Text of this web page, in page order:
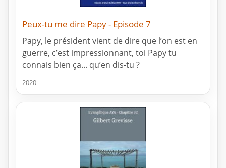
Peux-tu me dire Papy - Episode 7
Papy, le président vient de dire que l’on est en
guerre, c’est impressionnant, toi Papy tu
connais bien ça... qu’en dis-tu ?
2020